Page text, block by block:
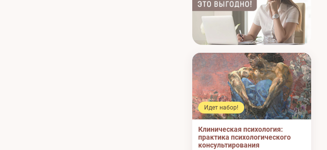
Идет набор!
Клиническая психология:
практика психологического
консультирования